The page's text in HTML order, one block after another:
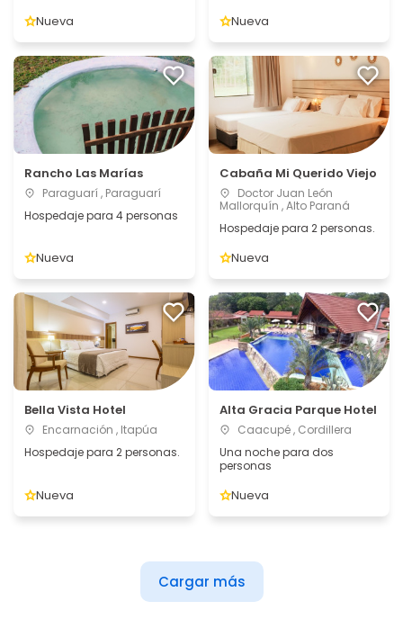
Nueva Nueva
Rancho Las Marías
Paraguarí , Paraguarí
Hospedaje para 4 personas
Nueva
Cabaña Mi Querido Viejo
Doctor Juan León
Mallorquín , Alto Paraná
Hospedaje para 2 personas.
Nueva
Bella Vista Hotel
Encarnación , Itapúa
Hospedaje para 2 personas.
Nueva
Alta Gracia Parque Hotel
Caacupé , Cordillera
Una noche para dos
personas
Nueva
Cargar más